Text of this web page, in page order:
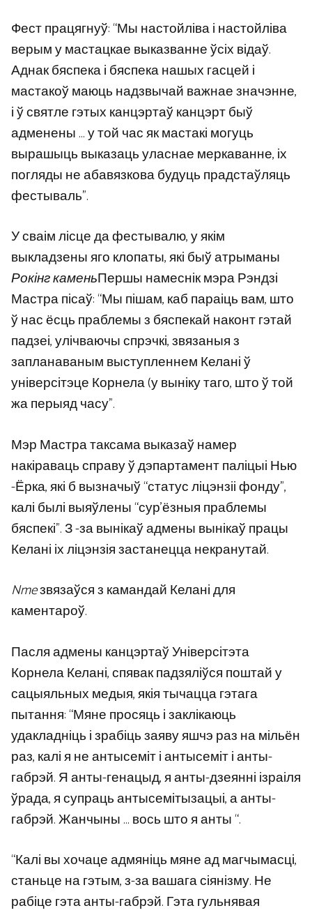
Фест працягнуў: “Мы настойліва і настойліва
верым у мастацкае выказванне ўсіх відаў.
Аднак бяспека і бяспека нашых гасцей і
мастакоў маюць надзвычай важнае значэнне,
і ў святле гэтых канцэртаў канцэрт быў
адменены … у той час як мастакі могуць
вырашыць выказаць уласнае меркаванне, іх
погляды не абавязкова будуць прадстаўляць
фестываль”.
У сваім лісце да фестывалю, у якім
выкладзены яго клопаты, які быў атрыманы
Рокінг каменьПершы намеснік мэра Рэндзі
Мастра пісаў: “Мы пішам, каб параіць вам, што
ў нас ёсць праблемы з бяспекай наконт гэтай
падзеі, улічваючы спрэчкі, звязаныя з
запланаваным выступленнем Келані ў
універсітэце Корнела (у выніку таго, што ў той
жа перыяд часу”.
Мэр Мастра таксама выказаў намер
накіраваць справу ў дэпартамент паліцыі Нью
-Ёрка, які б вызначыў “статус ліцэнзіі фонду”,
калі былі выяўлены “сур’ёзныя праблемы
бяспекі”. З -за вынікаў адмены вынікаў працы
Келані іх ліцэнзія застанецца некранутай.
Nmeзвязаўся з камандай Келані для
каментароў.
Пасля адмены канцэртаў Універсітэта
Корнела Келані, спявак падзяліўся поштай у
сацыяльных медыя, якія тычацца гэтага
пытання: “Мяне просяць і заклікаюць
удакладніць і зрабіць заяву яшчэ раз на мільён
раз, калі я не антысеміт і антысеміт і анты-
габрэй. Я анты-генацыд, я анты-дзеянні ізраіля
ўрада, я супраць антысемітызацыі, а анты-
габрэй. Жанчыны … вось што я анты “.
“Калі вы хочаце адмяніць мяне ад магчымасці,
станьце на гэтым, з-за вашага сіянізму. Не
рабіце гэта анты-габрэй. Гэта гульнявая